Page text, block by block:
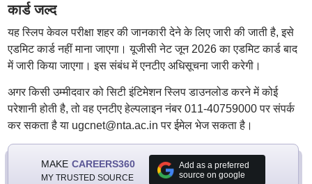
कार्ड जल्द
यह स्लिप केवल परीक्षा शहर की जानकारी देने के लिए जारी की जाती है, इसे
एडमिट कार्ड नहीं माना जाएगा। यूजीसी नेट जून 2026 का एडमिट कार्ड बाद
में जारी किया जाएगा। इस संबंध में एनटीए अधिसूचना जारी करेगी।
अगर किसी उम्मीदवार को सिटी इंटिमेशन स्लिप डाउनलोड करने में कोई
परेशानी होती है, तो वह एनटीए हेल्पलाइन नंबर 011-40759000 पर संपर्क
कर सकता है या ugcnet@nta.ac.in पर ईमेल भेज सकता है।
MAKE CAREERS360
MY TRUSTED SOURCE
Add as a preferred
source on google